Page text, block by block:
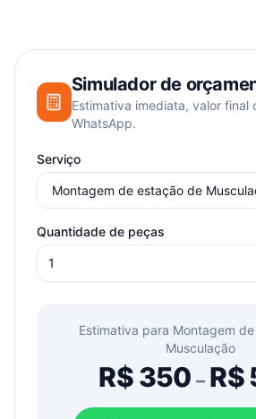
Simulador de
Estimativa imediata, valor final
WhatsApp.
Serviço
Quantidade de peças
Estimativa para Montagem
Musculação
R$350 –R$